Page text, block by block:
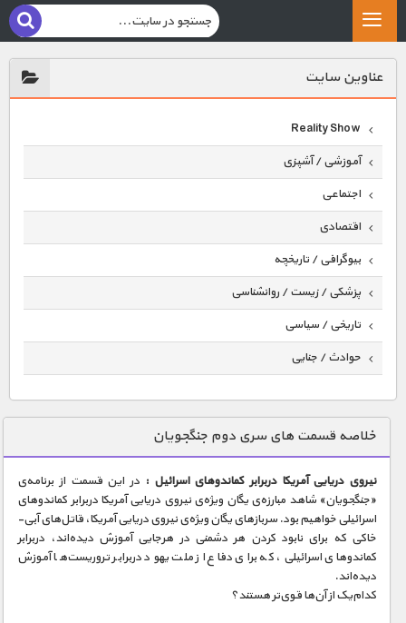
عناوين سايت
Reality Show
آموزشی / آشپزی
اجتماعی
اقتصادی
بیوگرافی / تاریخچه
پزشکی / زیست / روانشناسی
تاریخی / سیاسی
حوادث / جنایی
دنیای خوراکی ها
زمین شناسی / محیط زیست
سازه/ معماری/ مهندسی
سرگرمی
شناخت کودکان
طبیعت
خلاصه قسمت های سری دوم جنگجویان
نیروی دریایی آمریکا دربرابر کماندوهای اسرائیل : در این قسمت از برنامه‌ی
«جنگجویان» شاهد مبارزه‌ی یگان ویژه‌ی نیروی دریایی آمریکا دربرابر کماندوهای
اسرائیلی خواهیم بود. سربازهای یگان ویژه‌ی نیروی دریایی آمریکا، قاتل‌های آبی-
خاکی که برای نابود کردن هر دشمنی در هرجایی آموزش دیده‌اند، دربرابر
کماندوهای اسرائیلی، که برای دفاع از ملت یهود دربرابر تروریست‌ها آموزش
دیده‌اند.
کدام‌یک از آن‌ها قوی‌تر هستند؟